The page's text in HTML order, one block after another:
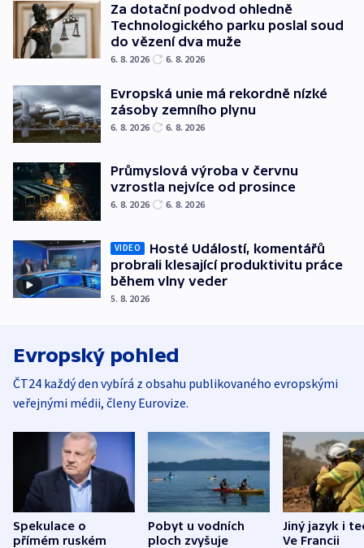
Za dotační podvod ohledně
Technologického parku poslal soud
do vězení dva muže
6. 8. 2026 6. 8. 2026
Evropská unie má rekordně nízké
zásoby zemního plynu
6. 8. 2026 6. 8. 2026
Průmyslová výroba v červnu
vzrostla nejvíce od prosince
6. 8. 2026 6. 8. 2026
VIDEO
Hosté Událostí, komentářů
probrali klesající produktivitu práce
během vlny veder
5. 8. 2026
Evropský pohled
ČT24 každý den vybírá z obsahu publikovaného evropskými
veřejnými médii, členy Eurovize.
Spekulace o
přímém ruském
Pobyt u vodních
ploch zvyšuje
Jiný jazyk i
Ve Francii